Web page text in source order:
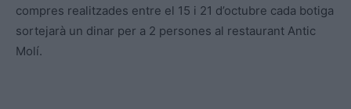
compres realitzades entre el 15 i 21 d’octubre cada botiga
sortejarà un dinar per a 2 persones al restaurant Antic
Molí.